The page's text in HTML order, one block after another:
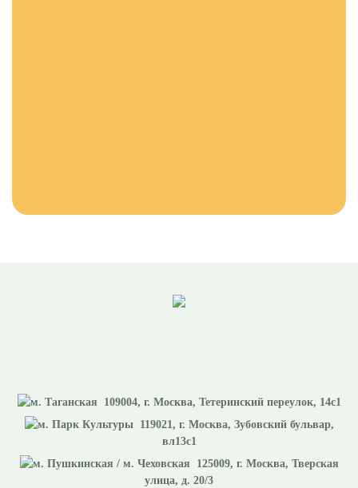
109004, г. Москва, Тетеринский переулок, 14с1
119021, г. Москва, Зубовский бульвар,
вл13с1
125009, г. Москва, Тверская
улица, д. 20/3